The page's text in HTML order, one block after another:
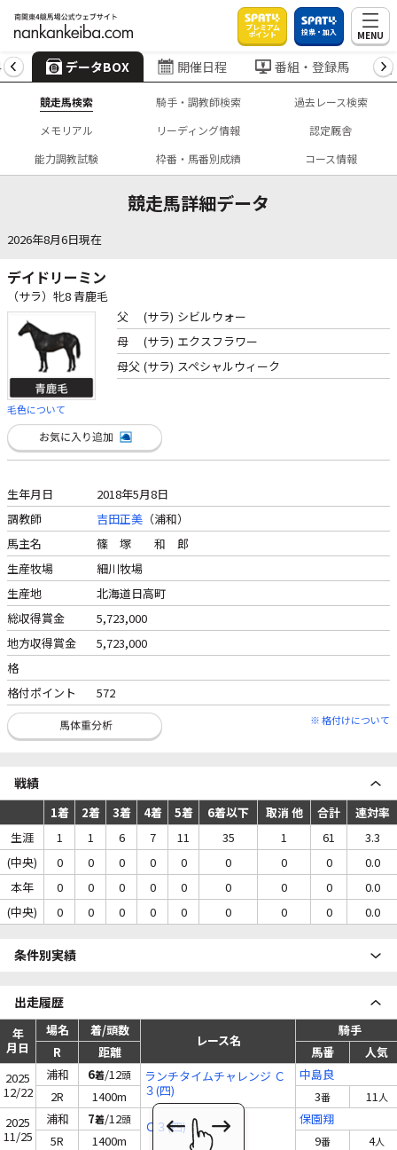
プレミアム
ポイント 投票・加入 MENU
データBOX 開催日程 番組・登録馬
競走馬検索 騎手・調教師検索
過去レース検索
メモリアル
リーディング情報
認定厩舎
能力調教試験
枠番・馬番別成績 コース情報
競走馬詳細データ
2026年8月6日現在
デイドリーミン
（サラ）牝8 青鹿毛
毛色について
父 (サラ) シビルウォー
母
(サラ) エクスフラワー
母父 (サラ) スペシャルウィーク
生年月日
2018年5月8日
調教師
吉田正美 （浦和）
馬主名
篠 塚 和 郎
生産牧場
細川牧場
生産地
北海道日高町
総収得賞金
5,723,000
地方収得賞金
5,723,000
格
格付ポイント
572
※ 格付けについて
戦績
1着 2着 3着 4着 5着 6着以下 取消 他 合計
連対率
生涯
1 1 6 7 11 35 1 61
3.3
(中央)
0 0 0 0 0 0 0 0
0.0
本年
0 0 0 0 0 0 0 0
0.0
(中央)
0 0 0 0 0 0 0 0 0.0
条件別実績
出走履歴
年
月日
場名 着/頭数
レース名
騎手
R
距離 馬番
人気
2025
12/22
浦和 6着/12頭
ランチタイムチャレンジ Ｃ
３(四)
中島良
2R
1400m 3番 11人
2025
11/25
浦和 7着/12頭 Ｃ３(四)
保園翔
5R
1400m 9番 4人